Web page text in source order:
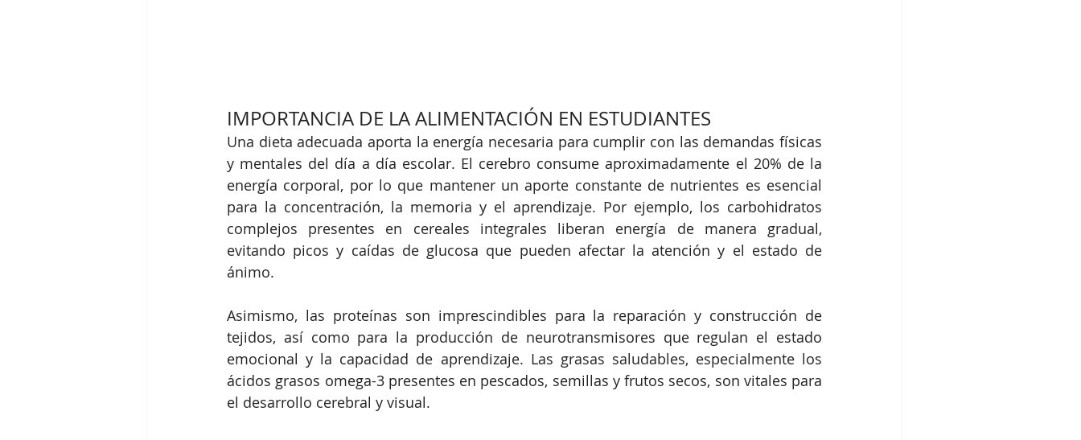
IMPORTANCIA DE LA ALIMENTACIÓN EN ESTUDIANTES
Una dieta adecuada aporta la energía necesaria para cumplir con las demandas físicas
y mentales del día a día escolar. El cerebro consume aproximadamente el 20% de la
energía corporal, por lo que mantener un aporte constante de nutrientes es esencial
para la concentración, la memoria y el aprendizaje. Por ejemplo, los carbohidratos
complejos presentes en cereales integrales liberan energía de manera gradual,
evitando picos y caídas de glucosa que pueden afectar la atención y el estado de
ánimo.
Asimismo, las proteínas son imprescindibles para la reparación y construcción de
tejidos, así como para la producción de neurotransmisores que regulan el estado
emocional y la capacidad de aprendizaje. Las grasas saludables, especialmente los
ácidos grasos omega-3 presentes en pescados, semillas y frutos secos, son vitales para
el desarrollo cerebral y visual.